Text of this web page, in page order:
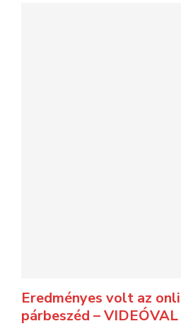
Eredményes volt az
párbeszéd – VIDEÓVAL